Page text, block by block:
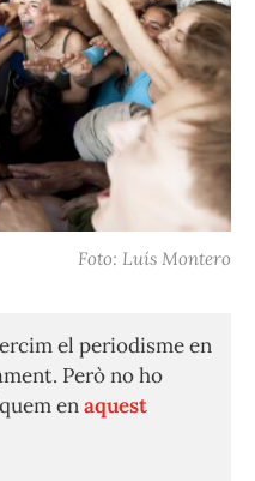
Foto: Luís Montero
el periodisme en
Però no ho
enaquest